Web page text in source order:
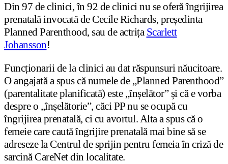
Din 97 de clinici, în 92 de clinici nu se oferă îngrijirea
prenatală invocată de Cecile Richards, președinta
Planned Parenthood, sau de actrița Scarlett
Johansson!
Funcționarii de la clinici au dat răspunsuri năucitoare.
O angajată a spus că numele de „Planned Parenthood”
(parentalitate planificată) este „înșelător” și că e vorba
despre o „înșelătorie”, căci PP nu se ocupă cu
îngrijirea prenatală, ci cu avortul. Alta a spus că o
femeie care caută îngrijire prenatală mai bine să se
adreseze la Centrul de sprijin pentru femeia în criză de
sarcină CareNet din localitate.